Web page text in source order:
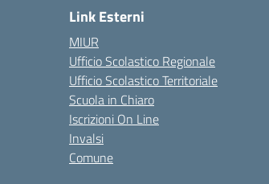
Link Esterni
MIUR
Ufficio Scolastico Regionale
Ufficio Scolastico Territoriale
Scuola in Chiaro
Iscrizioni On Line
Invalsi
Comune